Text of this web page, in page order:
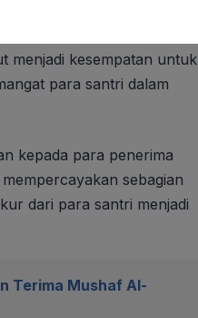
dan penuh
bertemu langsung
menjadi kesempatan untuk
para santri dalam
kepada para penerima
sebagian
dari para santri menjadi
Terima Mushaf Al-